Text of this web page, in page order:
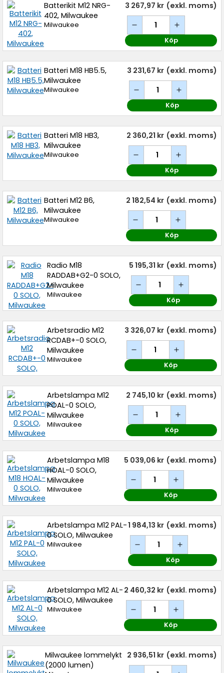
Batterikit M12 NRG-
402, Milwaukee
Milwaukee
3 267,97 kr (exkl. moms)
Köp
Batteri M18 HB5.5,
Milwaukee
Milwaukee
3 231,67 kr (exkl. moms)
Köp
Batteri M18 HB3,
Milwaukee
Milwaukee
2 360,21 kr (exkl. moms)
Köp
Batteri M12 B6,
Milwaukee
Milwaukee
2 182,54 kr (exkl. moms)
Köp
Radio M18
RADDAB+G2-0 SOLO,
Milwaukee
Milwaukee
5 195,31 kr (exkl. moms)
Köp
Arbetsradio M12
RCDAB+-0 SOLO,
Milwaukee
Milwaukee
3 326,07 kr (exkl. moms)
Köp
Arbetslampa M12
POAL-0 SOLO,
Milwaukee
Milwaukee
2 745,10 kr (exkl. moms)
Köp
Arbetslampa M18
HOAL-0 SOLO,
Milwaukee
Milwaukee
5 039,06 kr (exkl. moms)
Köp
Arbetslampa M12 PAL-
0 SOLO, Milwaukee
Milwaukee
1 984,13 kr (exkl. moms)
Köp
Arbetslampa M12 AL-
0 SOLO, Milwaukee
Milwaukee
2 460,32 kr (exkl. moms)
Köp
Milwaukee lommelykt
(2000 lumen)
2 936,51 kr (exkl. moms)